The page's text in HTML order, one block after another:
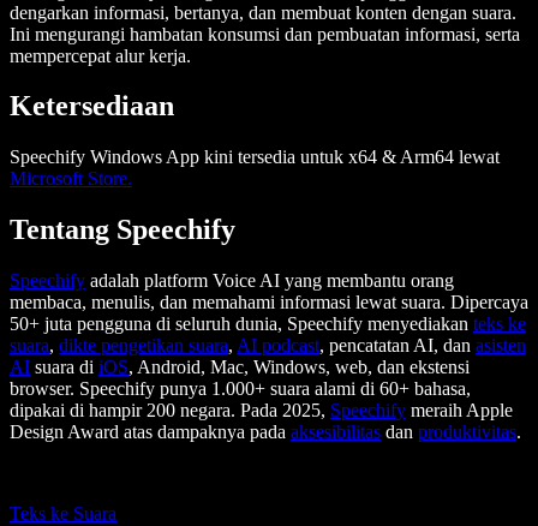
dengarkan informasi, bertanya, dan membuat konten dengan suara.
Ini mengurangi hambatan konsumsi dan pembuatan informasi, serta
mempercepat alur kerja.
Ketersediaan
Speechify Windows App kini tersedia untuk x64 & Arm64 lewat
Microsoft Store.
Tentang Speechify
Speechify adalah platform Voice AI yang membantu orang
membaca, menulis, dan memahami informasi lewat suara. Dipercaya
50+ juta pengguna di seluruh dunia, Speechify menyediakan teks ke
suara, dikte pengetikan suara, AI podcast, pencatatan AI, dan asisten
AI suara di iOS, Android, Mac, Windows, web, dan ekstensi
browser. Speechify punya 1.000+ suara alami di 60+ bahasa,
dipakai di hampir 200 negara. Pada 2025, Speechify meraih Apple
Design Award atas dampaknya pada aksesibilitas dan produktivitas.
Teks ke Suara